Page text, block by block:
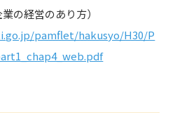
の経営のあり方）
pamflet/hakusyo/H30/P